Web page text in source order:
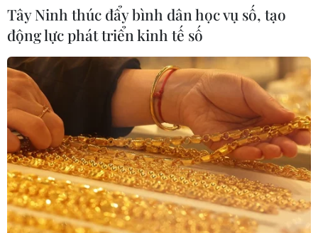
Cầu Đắk Lung sập sau cú
chết
06/08/2026 09:00
Dự án mở rộng đường Nguyễn Tuân
tăng kết nối khu vực phía Tây Nam
Hà Nội
06/08/2026 08:19
Tây Ninh thúc đẩy bình dân học vụ số, tạo
động lực phát triển kinh tế số